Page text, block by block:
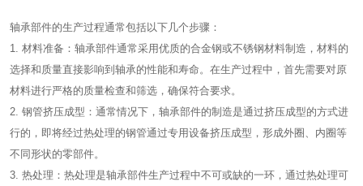
轴承部件的生产过程通常包括以下几个步骤：
1. 材料准备：轴承部件通常采用优质的合金钢或不锈钢材料制造，材料的
选择和质量直接影响到轴承的性能和寿命。在生产过程中，首先需要对原
材料进行严格的质量检查和筛选，确保符合要求。
2. 钢管挤压成型：通常情况下，轴承部件的制造是通过挤压成型的方式进
行的，即将经过热处理的钢管通过专用设备挤压成型，形成外圈、内圈等
不同形状的零部件。
3. 热处理：热处理是轴承部件生产过程中不可或缺的一环，通过热处理可